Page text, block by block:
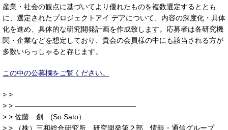
産業・社会の観点に基づいてより優れたものを複数選定するととも
に、選定されたプロジェクトアイ デアについて、内容の深度化・具体
化を進め、具体的な研究開発計画を作成致します。応募者は各研究機
関・企業などを想定しており、貴会の会員様の中にも該当される方が
多数いらっしゃると存じます。
この中の公募欄をご覧ください。
> >
> > —————————————————
> > 佐藤 創 (So Sato）
> > （株）三和総合研究所 研究開発第２部 情報・通信グループ